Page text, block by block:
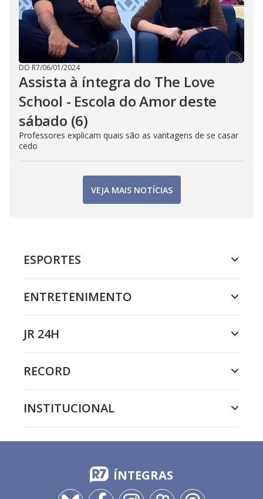
DO R7/06/01/2024
Assista à íntegra do The Love
School - Escola do Amor deste
sábado (6)
Professores explicam quais são as vantagens de se casar
cedo
VEJA MAIS NOTÍCIAS
ESPORTES
ENTRETENIMENTO
JR 24H
RECORD
INSTITUCIONAL
ÍNTEGRAS